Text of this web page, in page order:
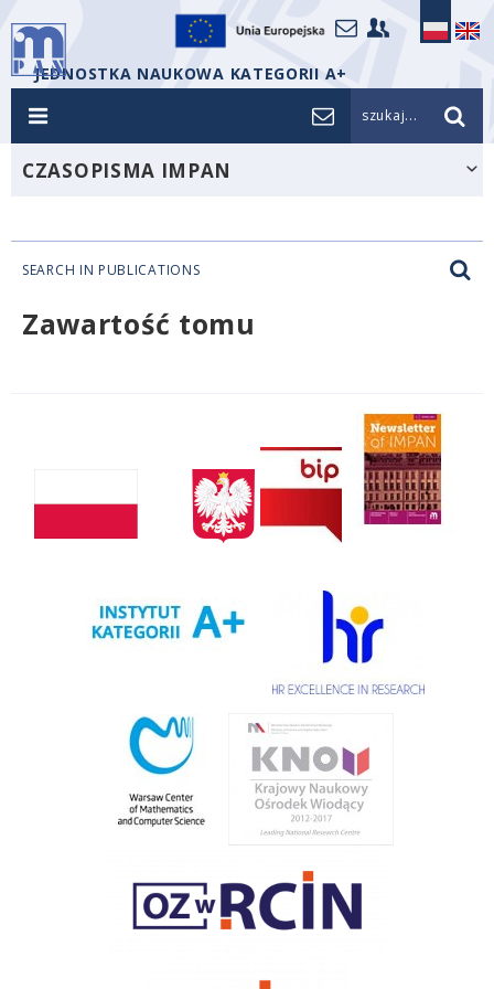
JEDNOSTKA NAUKOWA KATEGORII A+
szukaj...
CZASOPISMA IMPAN
SEARCH IN PUBLICATIONS
Zawartość tomu